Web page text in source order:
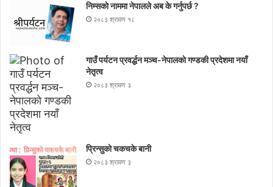
निम्सकाे नाममा नेपालले अब के गर्नुपर्छ ?
२०८३ श्रावण १८
गाउँ पर्यटन प्रवर्द्धन मञ्च-नेपालकाे गण्डकी प्रदेशमा नयाँ
नेतृत्व
२०८३ श्रावण ३
प्रिन्सुको चकचके बानी
२०८३ श्रावण ३